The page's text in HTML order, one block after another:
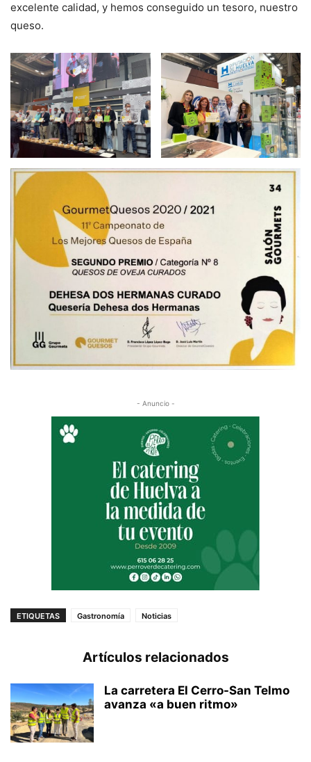
excelente calidad, y hemos conseguido un tesoro, nuestro
queso.
- Anuncio -
ETIQUETAS Gastronomía Noticias
Artículos relacionados
La carretera El Cerro-San Telmo
avanza «a buen ritmo»